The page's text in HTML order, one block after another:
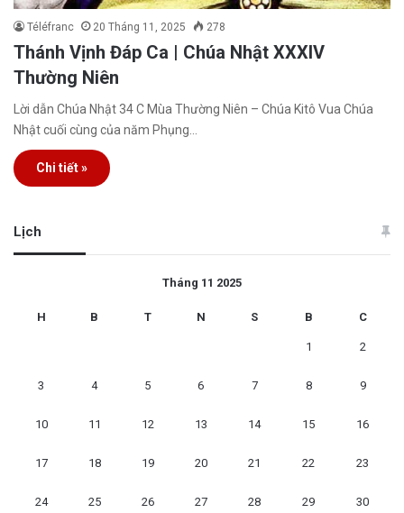
Téléfranc 20 Tháng 11, 2025 278
Thánh Vịnh Đáp Ca | Chúa Nhật XXXIV
Thường Niên
Lời dẫn Chúa Nhật 34 C Mùa Thường Niên – Chúa Kitô Vua Chúa
Nhật cuối cùng của năm Phụng…
Chi tiết »
Lịch
Tháng 11 2025
H B T N S B C
1 2
3 4 5 6 7 8 9
10 11 12 13 14 15 16
17 18 19 20 21 22 23
24 25 26 27 28 29 30